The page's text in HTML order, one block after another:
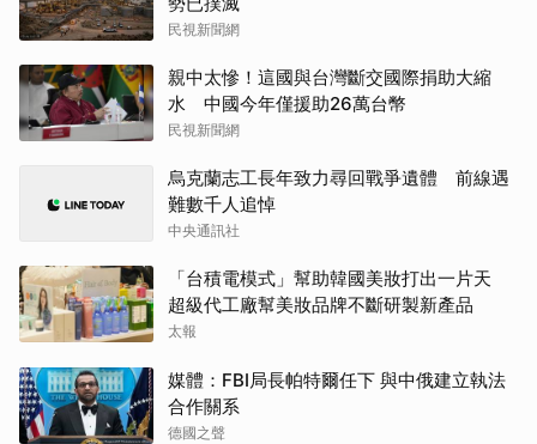
民視新聞網
親中太慘！這國與台灣斷交國際捐助大縮
水 中國今年僅援助26萬台幣
民視新聞網
烏克蘭志工長年致力尋回戰爭遺體 前線遇
難數千人追悼
中央通訊社
「台積電模式」幫助韓國美妝打出一片天
超級代工廠幫美妝品牌不斷研製新產品
太報
媒體：FBI局長帕特爾任下 與中俄建立執法
合作關系
德國之聲